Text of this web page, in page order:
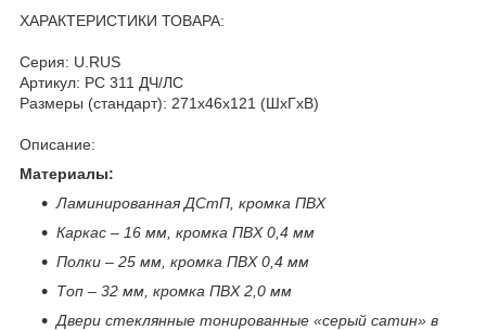
ХАРАКТЕРИСТИКИ ТОВАРА:
Серия: U.RUS
Артикул: РС 311 ДЧ/ЛС
Размеры (стандарт): 271x46x121 (ШхГхВ)
Описание:
Материалы:
Ламинированная ДСтП, кромка ПВХ
Каркас – 16 мм, кромка ПВХ 0,4 мм
Полки – 25 мм, кромка ПВХ 0,4 мм
Топ – 32 мм, кромка ПВХ 2,0 мм
Двери стеклянные тонированные «серый сатин» в